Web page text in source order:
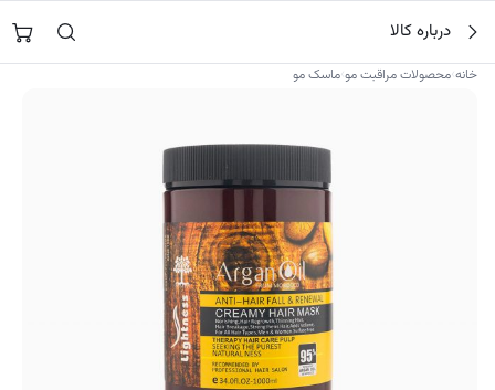
محتوا
جستجو در
درباره کالا
خانه›محصولات مراقبت مو›ماسک مو